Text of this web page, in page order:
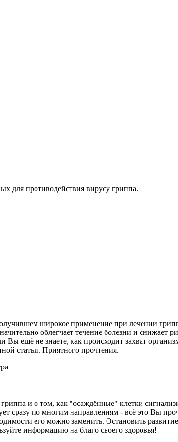
для противодействия вирусу гриппа.
широкое применение при лечении
облегчает течение болезни и снижает
ещё не знаете, как происходит захват
статьи. Приятного прочтения.
и о том, как "осаждённые" клетки
сразу по многим направлениям - всё это Вы
его можно заменить. Остановить
информацию на благо своего здоровья!